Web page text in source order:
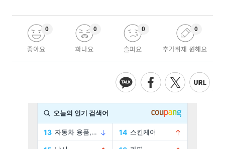
좋아요
0
화나요
0
슬퍼요
0
추가취재 원해요
0